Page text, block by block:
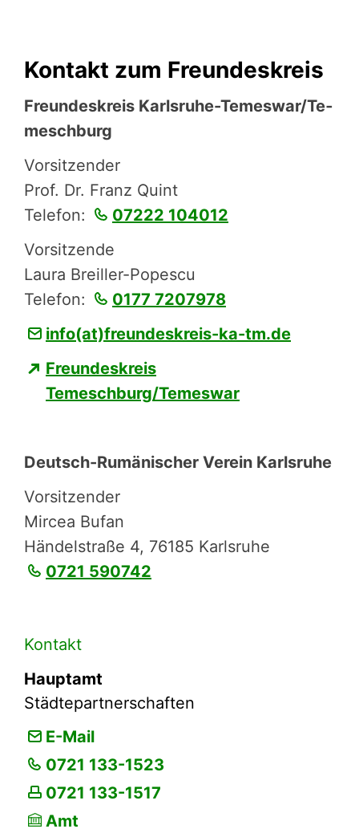
Kontakt zum Freundeskreis
Freun­des­kreis Karlsruhe-Temes­war/Te­
mesch­burg
Vorsitzender
Prof. Dr. Franz Quint
Telefon:
07222 104012
Vorsitzende
Laura Breiller-Popescu
Telefon:
0177 7207978
info(at)freundeskreis-ka-tm.de
Freundeskreis
Temeschburg/Temeswar
Deutsch-Rumäni­scher Verein Karlsruhe
Vorsitzender
Mircea Bufan
Händel­straße 4, 76185 Karlsruhe
0721 590742
Kontakt
Hauptamt
Städtepartnerschaften
E-Mail
0721 133-1523
0721 133-1517
Amt